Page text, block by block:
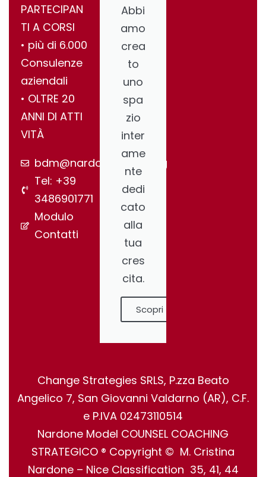
PARTECIPAN
TI A CORSI
•⁠ ⁠più di 6.000
Consulenze
aziendali
•⁠ ⁠OLTRE 20
ANNI DI ATTI
VITÀ
bdm@nardonegroup.org
Tel: +39
3486901771
Modulo
Contatti
Abbi
amo
crea
to
uno
spa
zio
inter
ame
nte
dedi
cato
alla
tua
cres
cita.
Scopri
Change Strategies SRLS, P.zza Beato
Angelico 7, San Giovanni Valdarno (AR), C.F.
e P.IVA 02473110514
Nardone Model COUNSEL COACHING
STRATEGICO ® Copyright © M. Cristina
Nardone – Nice Classification 35, 41, 44